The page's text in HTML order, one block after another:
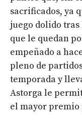
sacrificados, ya
juego dolido
que le quedan
empeñado a
pleno de
temporada y
Astorga le
el mayor premio